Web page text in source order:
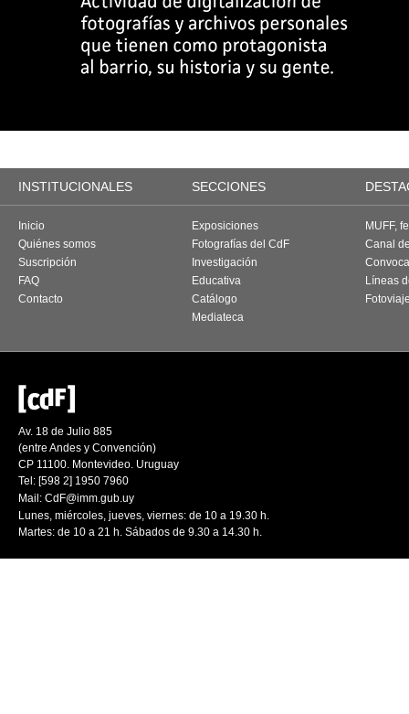
INSTITUCIONALES SECCIONES
Inicio
Quiénes somos
Suscripción
FAQ
Contacto
Exposiciones
Fotografías del CdF
Investigación
Educativa
Catálogo
Mediateca
MUFF,
Canal
Líneas
Av. 18 de Julio 885
(entre Andes y Convención)
CP 11100. Montevideo. Uruguay
Tel: [598 2] 1950 7960
Mail: CdF@imm.gub.uy
Lunes, miércoles, jueves, viernes: de 10 a 19.30 h.
Martes: de 10 a 21 h. Sábados de 9.30 a 14.30 h.